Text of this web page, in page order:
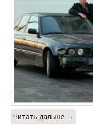
Читать дальше →